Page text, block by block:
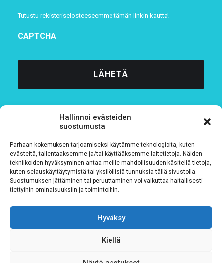
Hallinnoi evästeiden
suostumusta
Parhaan kokemuksen tarjoamiseksi käytämme teknologioita, kuten
evästeitä, tallentaaksemme ja/tai käyttääksemme laitetietoja. Näiden
tekniikoiden hyväksyminen antaa meille mahdollisuuden käsitellä tietoja,
kuten selauskäyttäytymistä tai yksilöllisiä tunnuksia tällä sivustolla.
Suostumuksen jättäminen tai peruuttaminen voi vaikuttaa haitallisesti
tiettyihin ominaisuuksiin ja toimintoihin.
Hyväksy
Kiellä
Tutustu rekisteriselosteeseemmetämän linkin kautta!
CAPTCHA
Tietosuojaseloste
Verkkolaskutustiedot